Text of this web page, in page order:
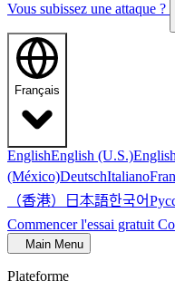
Vous subissez une attaque ?
Français
EnglishEnglish (U.S.)
(México)DeutschItaliano
（香港） 日本語한국어
Commencer l'essai gratuit
Main Menu
Plateforme